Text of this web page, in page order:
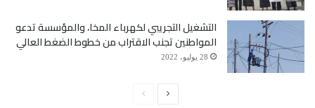
التشغيل التجريبي لكهرباء المخا، والمؤسسة تدعو
المواطنين تجنب الاقتراب من خطوط الضغط العالي
28 يوليو، 2022
الصفحةالصفحة